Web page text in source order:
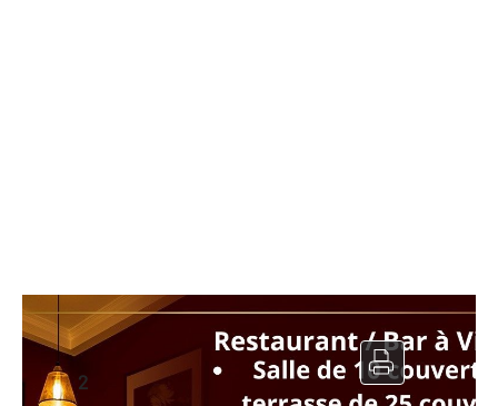
Restaurant à vendre
67 m2 Alpes-Maritimes - 06